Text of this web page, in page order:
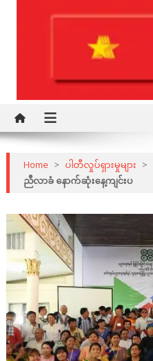
DPNS
Home > ပါတီလှုပ်ရှားမှုများ >
ညီလာခံ နောက်ဆုံးနေ့ကျင်းပ